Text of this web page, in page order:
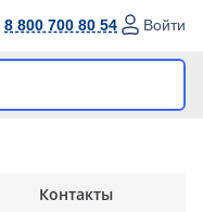
8 800 700 80 54 Войти
Контакты